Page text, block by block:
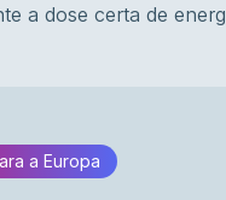
a dose certa de
a Europa